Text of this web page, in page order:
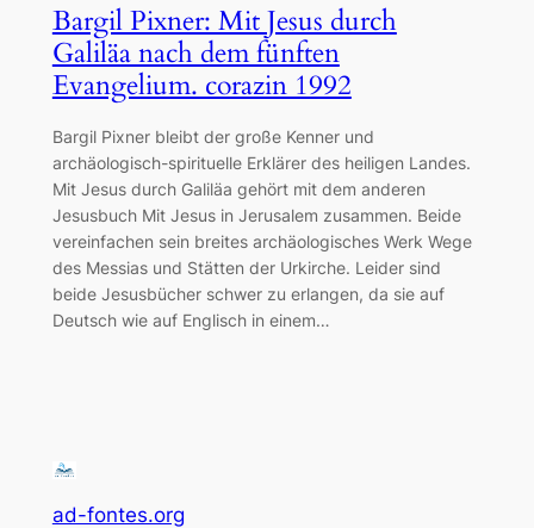
Bargil Pixner: Mit Jesus durch
Galiläa nach dem fünften
Evangelium. corazin 1992
Bargil Pixner bleibt der große Kenner und
archäologisch-spirituelle Erklärer des heiligen Landes.
Mit Jesus durch Galiläa gehört mit dem anderen
Jesusbuch Mit Jesus in Jerusalem zusammen. Beide
vereinfachen sein breites archäologisches Werk Wege
des Messias und Stätten der Urkirche. Leider sind
beide Jesusbücher schwer zu erlangen, da sie auf
Deutsch wie auf Englisch in einem…
ad-fontes.org